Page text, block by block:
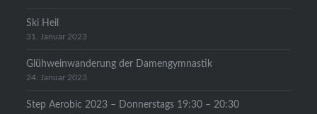
Ski Heil
31. Januar 2023
Glühweinwanderung der Damengymnastik
24. Januar 2023
Step Aerobic 2023 – Donnerstags 19:30 – 20:30